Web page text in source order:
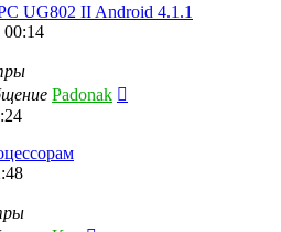
UG802 II Android 4.1.1
00:14
Padonak